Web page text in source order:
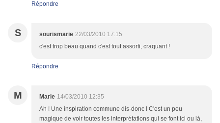
Répondre
S sourismarie 22/03/2010 17:15
c'est trop beau quand c'est tout assorti, craquant !
Répondre
M Marie 14/03/2010 12:35
Ah ! Une inspiration commune dis-donc ! C'est un peu
magique de voir toutes les interprétations qui se font ici ou là,